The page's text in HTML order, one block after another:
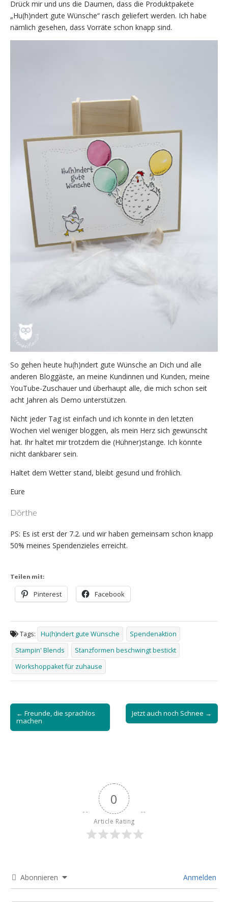
Drück mir und uns die Daumen, dass die Produktpakete
„Hu(h)ndert gute Wünsche“ rasch geliefert werden. Ich habe
nämlich gesehen, dass Vorräte schon knapp sind.
So gehen heute hu(h)ndert gute Wünsche an Dich und alle
anderen Bloggäste, an meine Kundinnen und Kunden, meine
YouTube-Zuschauer und überhaupt alle, die mich schon seit
acht Jahren als Demo unterstützen.
Nicht jeder Tag ist einfach und ich konnte in den letzten
Wochen viel weniger bloggen, als mein Herz sich gewünscht
hat. Ihr haltet mir trotzdem die (Hühner)stange. Ich könnte
nicht dankbarer sein.
Haltet dem Wetter stand, bleibt gesund und fröhlich.
Eure
Dörthe
PS: Es ist erst der 7.2. und wir haben gemeinsam schon knapp
50% meines Spendenzieles erreicht.
Teilen mit:
Pinterest Facebook
Tags: Hu(h)ndert gute Wünsche
Spendenaktion
Stampin' Blends
Stanzformen beschwingt bestickt
Workshoppaket für zuhause
Post
navigation
← Freunde, die sprachlos
machen
Jetzt auch noch Schnee →
0
Article Rating
Abonnieren Anmelden